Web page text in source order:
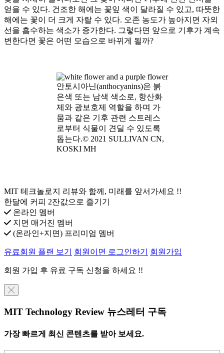
얻을 수 있다. 건조한 해에는 꽃잎 색이 달라질 수 있고, 따뜻한
해에는 꽃이 더 크게 자랄 수 있다. 오존 농도가 높아지면 자외
선을 흡수하는 색소가 증가한다. 그렇다면 앞으로 기후가 계속
변한다면 꽃은 어떤 모습으로 바뀌게 될까?
안토시아닌(anthocyanins)은 붉
은색 또는 남색 색소로, 항산화
제와 광보호제 역할을 하며 가
뭄과 같은 기후 관련 스트레스
로부터 식물이 견딜 수 있도록
돕는다.© 2021 SULLIVAN CN,
KOSKI MH
MIT 테크놀로지 리뷰와 함께, 미래를 앞서가세요 !!
한달에 커피 2잔값으로 즐기기
온라인 멤버
지면 매거진 멤버
(온라인+지면) 프리미엄 멤버
유료회원 플랜 보기 회원이면 로그인하기 회원가입
회원 가입 후 유료 구독 신청을 하세요 !!
╳
MIT Technology Review 뉴스레터 구독
가장 빠르게 최신 콘텐츠를 받아 보세요.